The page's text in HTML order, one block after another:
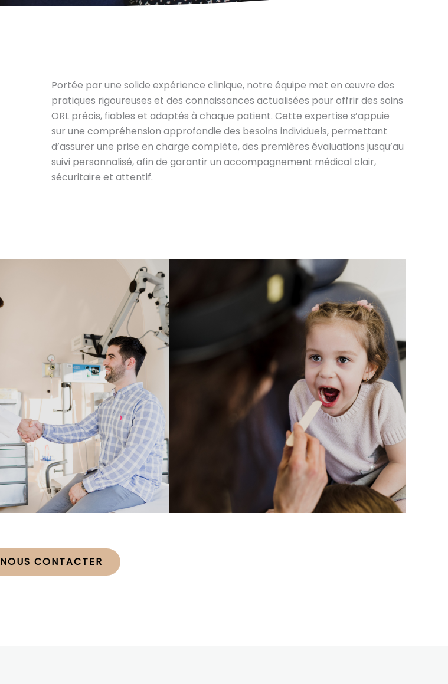
Portée par une solide expérience clinique, notre équipe met en œuvre des
pratiques rigoureuses et des connaissances actualisées pour offrir des soins
ORL précis, fiables et adaptés à chaque patient. Cette expertise s’appuie
sur une compréhension approfondie des besoins individuels, permettant
d’assurer une prise en charge complète, des premières évaluations jusqu’au
suivi personnalisé, afin de garantir un accompagnement médical clair,
sécuritaire et attentif.
NOUS CONTACTER